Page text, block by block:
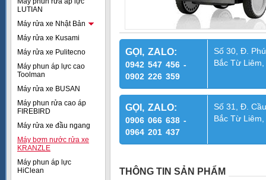
LUTIAN
Máy rửa xe Nhật Bản
Máy rửa xe Kusami
Máy rửa xe Pulitecno
Máy phun áp lực cao
Toolman
Máy rửa xe BUSAN
Máy phun rửa cao áp
FIREBIRD
Máy rửa xe đầu ngang
Máy bơm nước rửa xe
KRANZLE
Máy phun áp lực
HiClean
GỌI, ZALO:
0942 547 456 -
0902 226 359
Số 30, Đ.
Bắc Từ
GỌI, ZALO:
0906 066 638 -
0964 201 437
Số 31, Đ.
Bắc Từ
THÔNG TIN SẢN PHẨM